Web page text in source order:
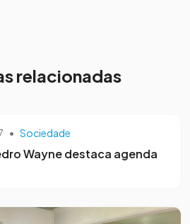
relacionadas
• Sociedade
Wayne destaca agenda